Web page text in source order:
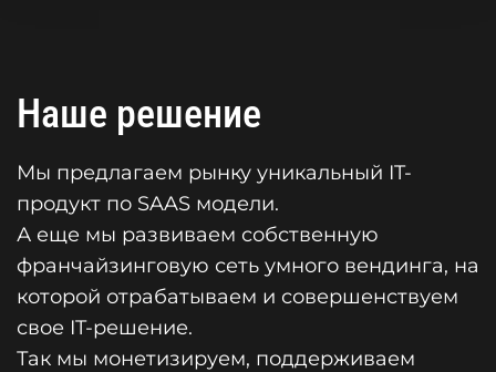
Наше решение
Мы предлагаем рынку уникальный IT-
продукт по SAAS модели.
А еще мы развиваем собственную
франчайзинговую сеть умного вендинга, на
которой отрабатываем и совершенствуем
свое IT-решение.
Так мы монетизируем, поддерживаем